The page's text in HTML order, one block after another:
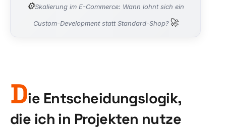
⚙️Skalierung im E-Commerce: Wann lohnt sich ein
Custom-Development statt Standard-Shop?🚀
Die Entscheidungslogik,
die ich in Projekten nutze